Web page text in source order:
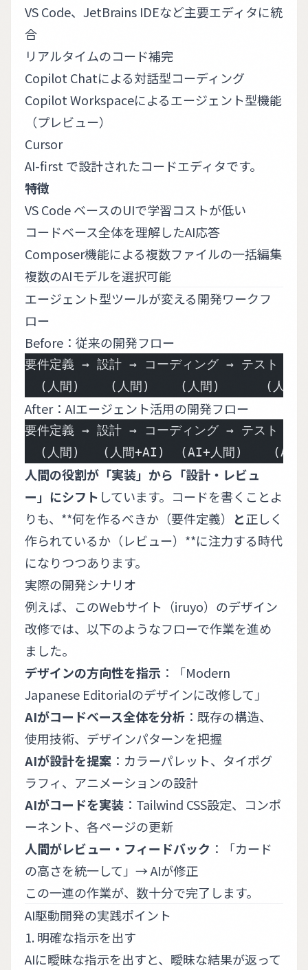
VS Code、JetBrains IDEなど主要エディタに統
合
リアルタイムのコード補完
Copilot Chatによる対話型コーディング
Copilot Workspaceによるエージェント型機能
（プレビュー）
Cursor
AI-first で設計されたコードエディタです。
特徴
VS Code ベースのUIで学習コストが低い
コードベース全体を理解したAI応答
Composer機能による複数ファイルの一括編集
複数のAIモデルを選択可能
エージェント型ツールが変える開発ワークフ
ロー
Before：従来の開発フロー
要件定義 → 設計 → コーディング → テスト →
(人間)    (人間)    (人間)      (人間
After：AIエージェント活用の開発フロー
要件定義 → 設計 → コーディング → テスト →
(人間)   (人間+AI)  (AI+人間)    (AI)
人間の役割が「実装」から「設計・レビュ
ー」にシフト しています。コードを書くことよ
りも、**何を作るべきか（要件定義） と正しく
作られているか（レビュー）**に注力する時代
になりつつあります。
実際の開発シナリオ
例えば、このWebサイト（iruyo）のデザイン
改修では、以下のようなフローで作業を進め
ました。
デザインの方向性を指示 ：「Modern
Japanese Editorialのデザインに改修して」
AIがコードベース全体を分析 ：既存の構造、
使用技術、デザインパターンを把握
AIが設計を提案 ：カラーパレット、タイポグ
ラフィ、アニメーションの設計
AIがコードを実装 ：Tailwind CSS設定、コンポ
ーネント、各ページの更新
人間がレビュー・フィードバック ：「カード
の高さを統一して」→ AIが修正
この一連の作業が、数十分で完了します。
AI駆動開発の実践ポイント
1. 明確な指示を出す
AIに曖昧な指示を出すと、曖昧な結果が返って